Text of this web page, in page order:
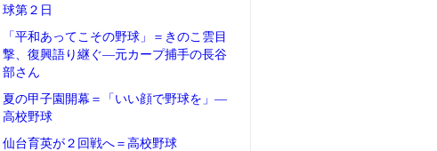
球第２日
「平和あってこその野球」＝きのこ雲目
撃、復興語り継ぐ―元カープ捕手の長谷
部さん
夏の甲子園開幕＝「いい顔で野球を」―
高校野球
仙台育英が２回戦へ＝高校野球